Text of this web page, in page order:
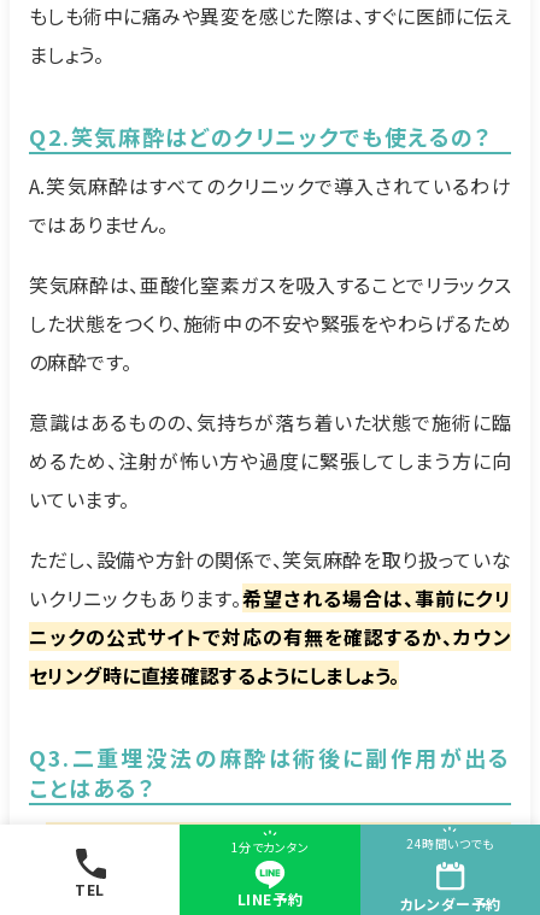
TEL
1分でカンタン
LINE予約
24時間いつでも
カレンダー予約
もしも術中に痛みや異変を感じた際は、すぐに医師に伝え
ましょう。
Q2.笑気麻酔はどのクリニックでも使えるの？
A.笑気麻酔はすべてのクリニックで導入されているわけ
ではありません。
笑気麻酔は、亜酸化窒素ガスを吸入することでリラックス
した状態をつくり、施術中の不安や緊張をやわらげるため
の麻酔です。
意識はあるものの、気持ちが落ち着いた状態で施術に臨
めるため、注射が怖い方や過度に緊張してしまう方に向
いています。
ただし、設備や方針の関係で、笑気麻酔を取り扱っていな
いクリニックもあります。希望される場合は、事前にクリ
ニックの公式サイトで対応の有無を確認するか、カウン
セリング時に直接確認するようにしましょう。
Q3.二重埋没法の麻酔は術後に副作用が出る
ことはある？
局所麻酔は安全性が高く、術後に重い副作用が出るこ
とは非常にまれです。